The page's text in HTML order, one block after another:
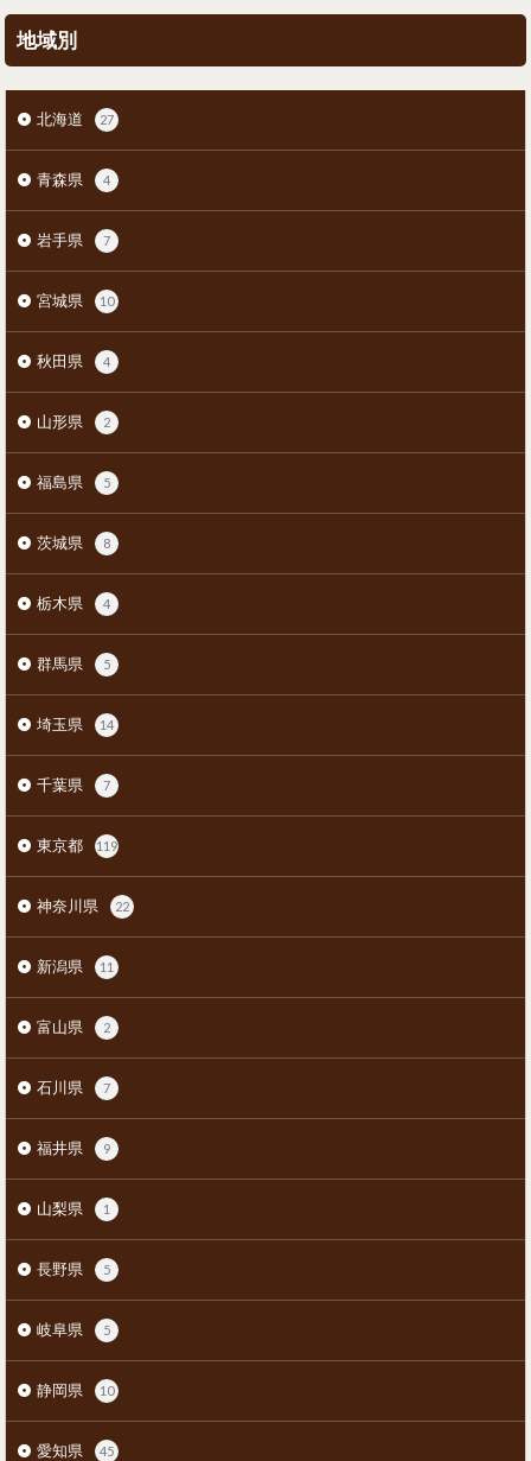
地域別
北海道 27
青森県 4
岩手県 7
宮城県 10
秋田県 4
山形県 2
福島県 5
茨城県 8
栃木県 4
群馬県 5
埼玉県 14
千葉県 7
東京都 119
神奈川県 22
新潟県 11
富山県 2
石川県 7
福井県 9
山梨県 1
長野県 5
岐阜県 5
静岡県 10
愛知県 45